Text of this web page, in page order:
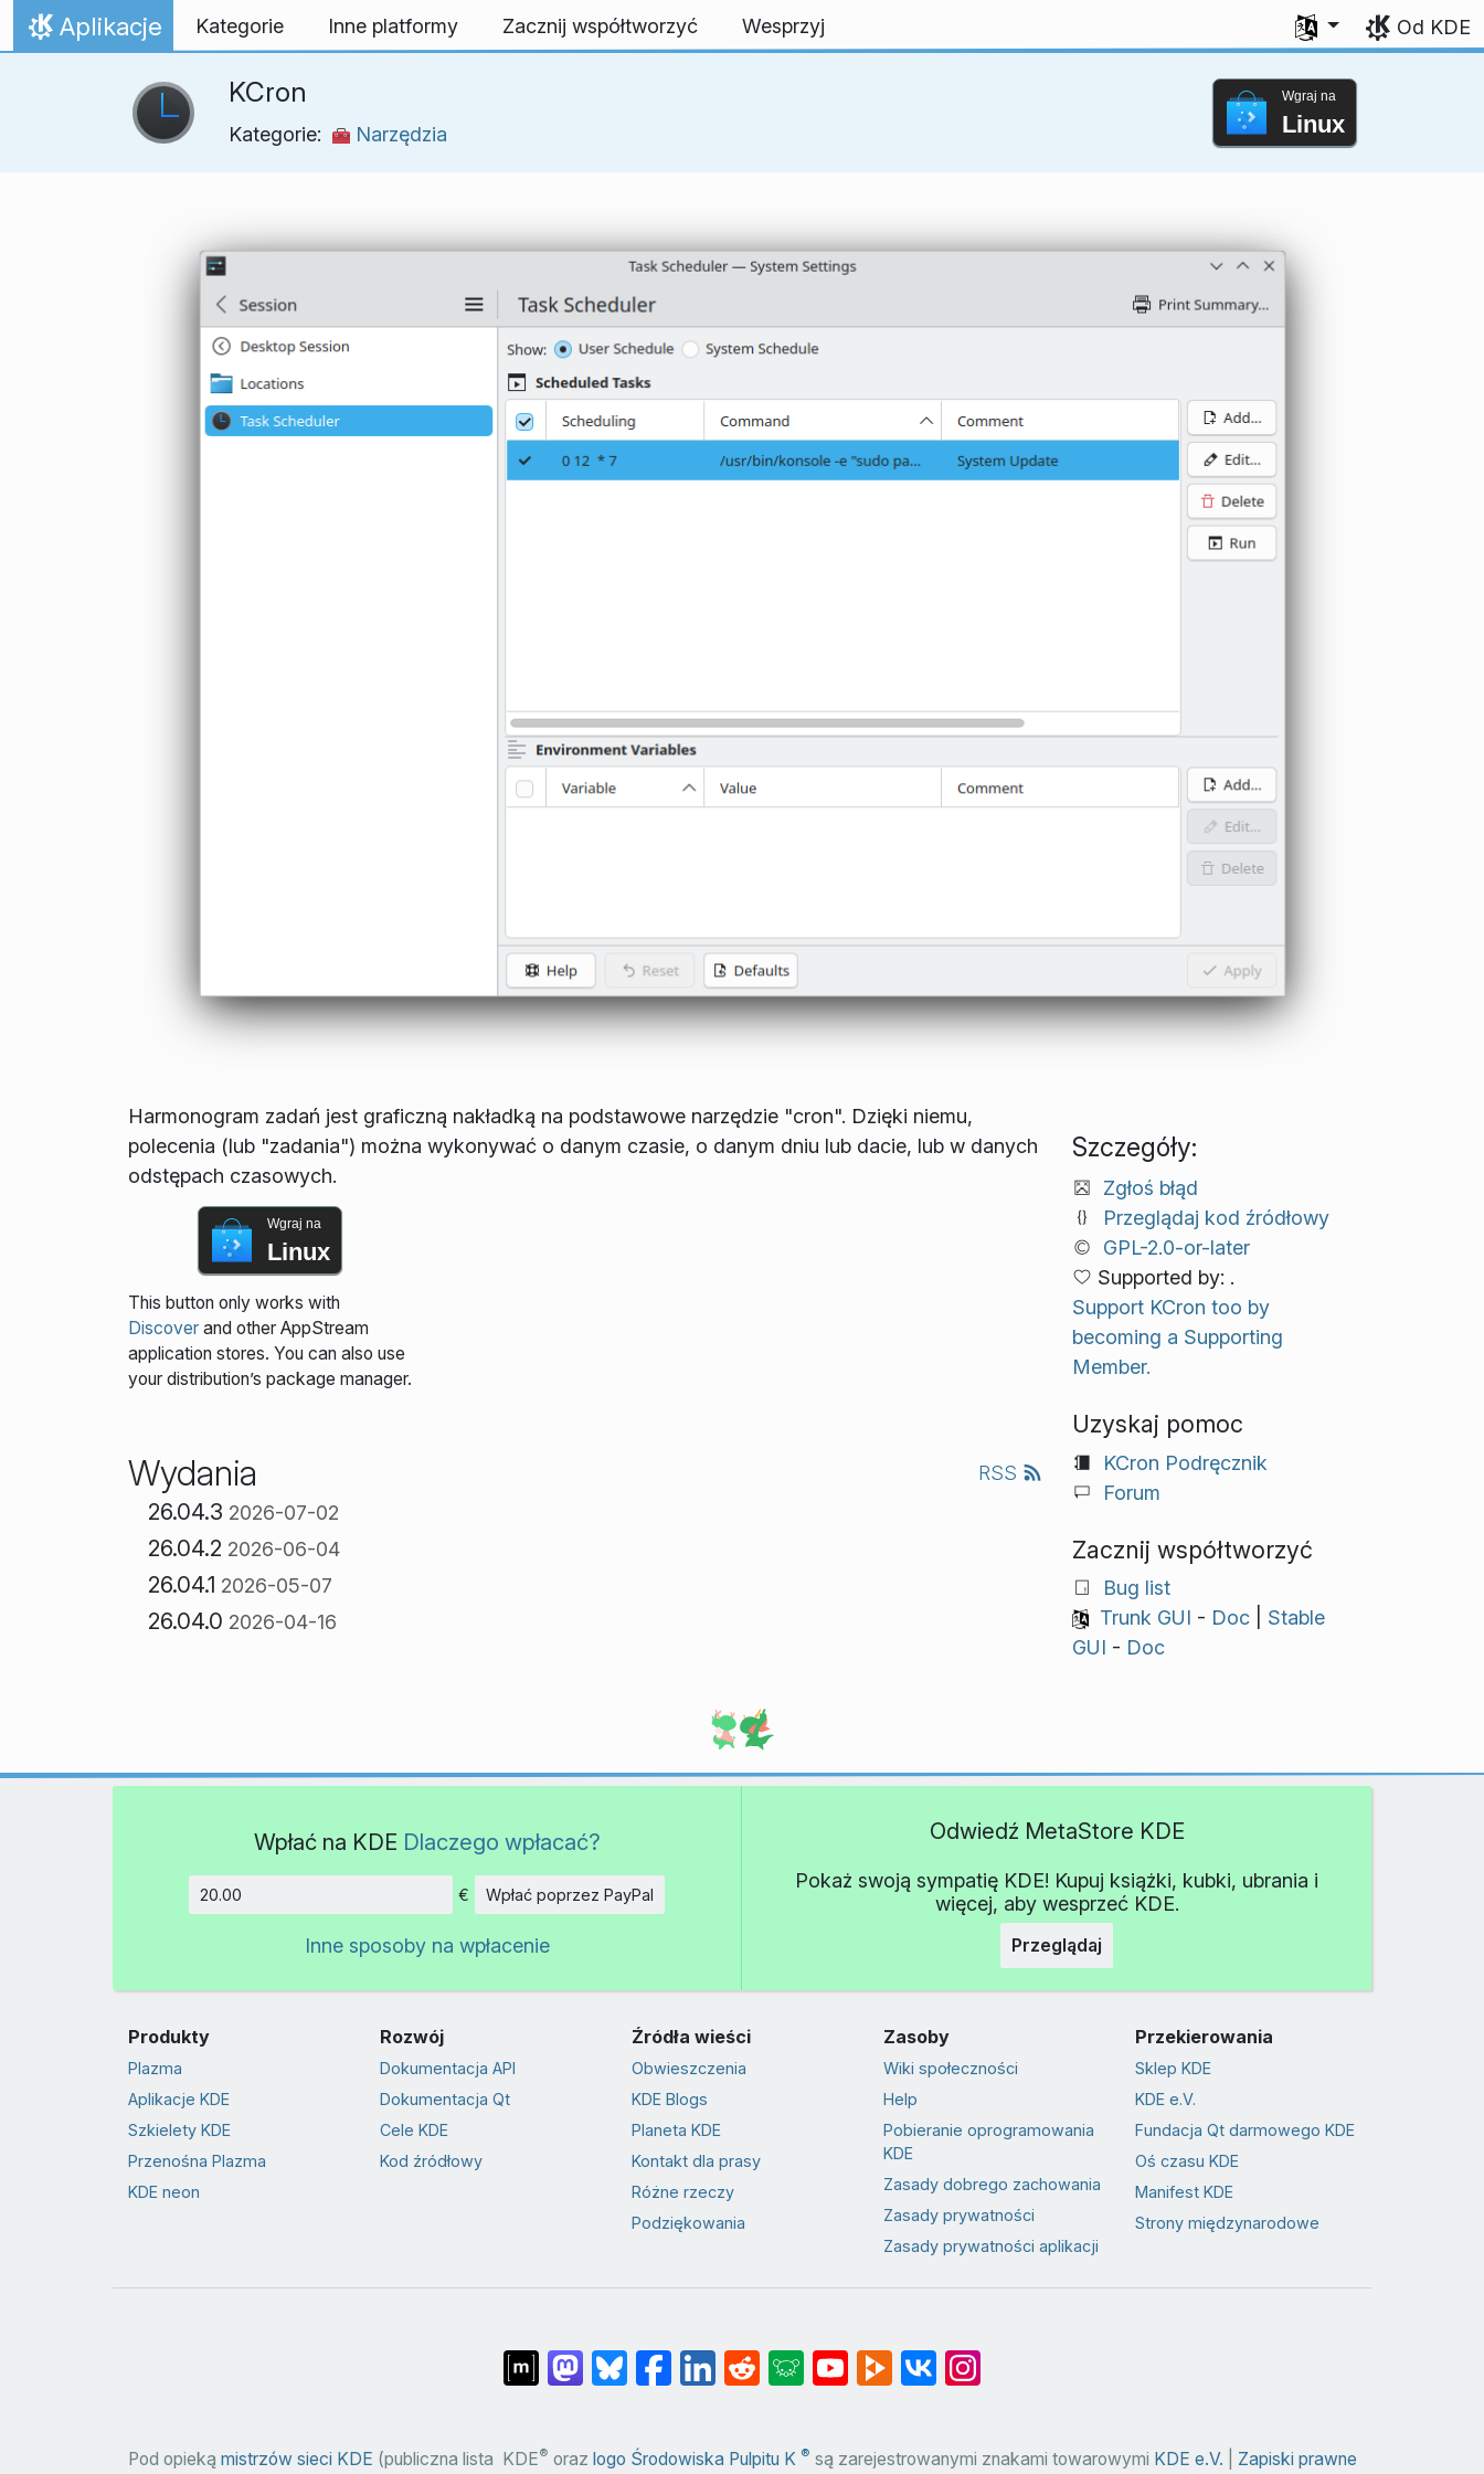
Przejdź to treści
Strona domowa
Aplikacje Kategorie Inne platformy Zacznij współtworzyć Wesprzyj
Wybierz swój język
Od KDE
KCron
Kategorie: Narzędzia
Wgraj na
Linux
Harmonogram zadań jest graficzną nakładką na podstawowe narzędzie "cron". Dzięki niemu,
polecenia (lub "zadania") można wykonywać o danym czasie, o danym dniu lub dacie, lub w danych
odstępach czasowych.
Wgraj na
Linux
This button only works with
Discoverand other AppStream
application stores. You can also use
your distribution’s package manager.
Wydania RSS
26.04.3 2026-07-02
26.04.2 2026-06-04
26.04.1 2026-05-07
26.04.0 2026-04-16
Szczegóły:
Zgłoś błąd
Przeglądaj kod źródłowy
GPL-2.0-or-later
Supported by: .
Support KCron too by
becoming a Supporting
Member.
Uzyskaj pomoc
KCron Podręcznik
Forum
Zacznij współtworzyć
Bug list
Trunk GUI - Doc| Stable
GUI - Doc
Wpłać na KDE Dlaczego wpłacać?
Kwota
€ Wpłać poprzez PayPal
Inne sposoby na wpłacenie
Odwiedź MetaStore KDE
Pokaż swoją sympatię KDE! Kupuj książki, kubki, ubrania i
więcej, aby wesprzeć KDE.
Przeglądaj
Produkty
Plazma
Aplikacje KDE
Szkielety KDE
Przenośna Plazma
KDE neon
Rozwój
Dokumentacja API
Dokumentacja Qt
Cele KDE
Kod źródłowy
Źródła wieści
Obwieszczenia
KDE Blogs
Planeta KDE
Kontakt dla prasy
Różne rzeczy
Podziękowania
Zasoby
Wiki społeczności
Help
Pobieranie oprogramowania
KDE
Zasady dobrego zachowania
Zasady prywatności
Zasady prywatności aplikacji
Przekierowania
Sklep KDE
KDE e.V.
Fundacja Qt darmowego KDE
Oś czasu KDE
Manifest KDE
Strony międzynarodowe
Pod opieką mistrzów sieci KDE (publiczna lista KDE® oraz logo Środowiska Pulpitu K ® są zarejestrowanymi znakami towarowymi KDE e.V. Zapiski prawne